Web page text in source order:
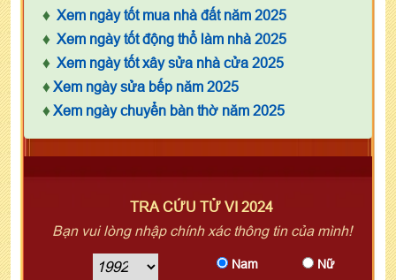
♦ Xem ngày tốt mua nhà đất năm 2025
♦ Xem ngày tốt động thổ làm nhà 2025
♦ Xem ngày tốt xây sửa nhà cửa 2025
♦ Xem ngày sửa bếp năm 2025
♦ Xem ngày chuyển bàn thờ năm 2025
TRA CỨU TỬ VI 2024
Bạn vui lòng nhập chính xác thông tin của mình!
Nam Nữ